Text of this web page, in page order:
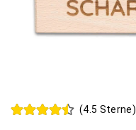
(4.5 Sterne)